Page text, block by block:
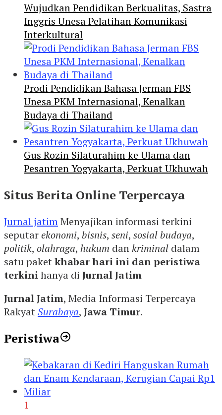
Wujudkan Pendidikan Berkualitas, Sastra
Inggris Unesa Pelatihan Komunikasi
Interkultural
Prodi Pendidikan Bahasa Jerman FBS
Unesa PKM Internasional, Kenalkan
Budaya di Thailand
Gus Rozin Silaturahim ke Ulama dan
Pesantren Yogyakarta, Perkuat Ukhuwah
Situs Berita Online Terpercaya
Jurnal jatimMenyajikan informasi terkini
seputarekonomi, bisnis, seni, sosial budaya,
politik, olahraga, hukum dankriminal dalam
satu paketkhabar hari ini dan peristiwa
terkinihanya di Jurnal Jatim
Jurnal Jatim, Media Informasi Terpercaya
RakyatSurabaya, Jawa Timur.
Peristiwa
1